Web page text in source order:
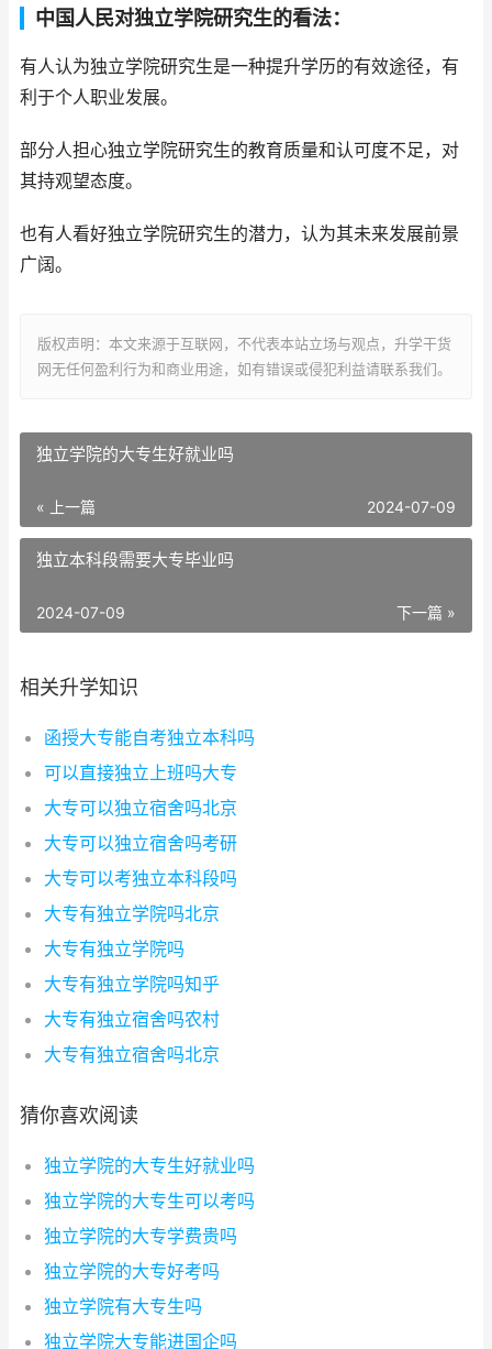
中国人民对独立学院研究生的看法：
有人认为独立学院研究生是一种提升学历的有效途径，有
利于个人职业发展。
部分人担心独立学院研究生的教育质量和认可度不足，对
其持观望态度。
也有人看好独立学院研究生的潜力，认为其未来发展前景
广阔。
版权声明：本文来源于互联网，不代表本站立场与观点，升学干货
网无任何盈利行为和商业用途，如有错误或侵犯利益请联系我们。
独立学院的大专生好就业吗
« 上一篇 2024-07-09
独立本科段需要大专毕业吗
下一篇 »
2024-07-09
相关升学知识
函授大专能自考独立本科吗
可以直接独立上班吗大专
大专可以独立宿舍吗北京
大专可以独立宿舍吗考研
大专可以考独立本科段吗
大专有独立学院吗北京
大专有独立学院吗
大专有独立学院吗知乎
大专有独立宿舍吗农村
大专有独立宿舍吗北京
猜你喜欢阅读
独立学院的大专生好就业吗
独立学院的大专生可以考吗
独立学院的大专学费贵吗
独立学院的大专好考吗
独立学院有大专生吗
独立学院大专能进国企吗